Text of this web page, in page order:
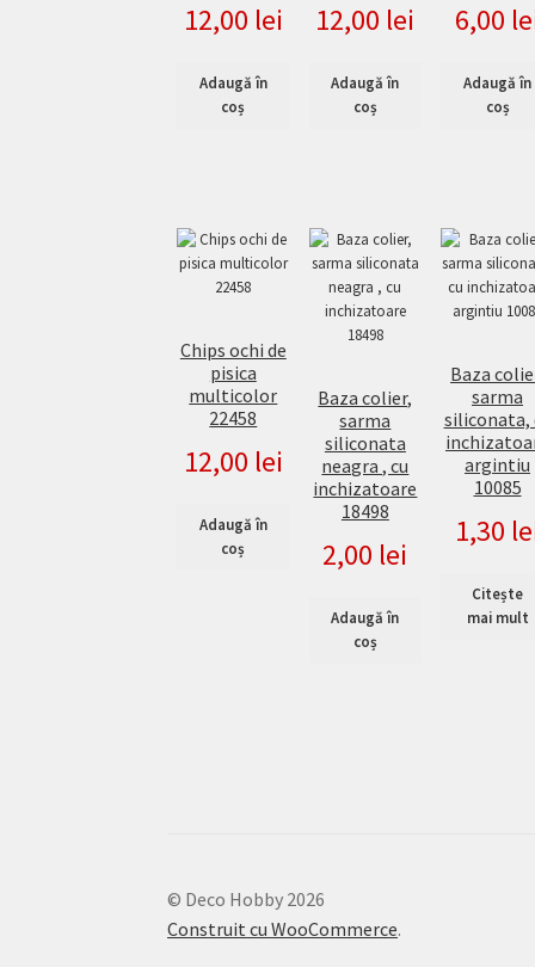
12,00 lei
Adaugă în
coș
12,00 lei
Adaugă în
coș
6,00
Adaugă în
coș
Chips ochi de
pisica
multicolor
22458
12,00 lei
Adaugă în
coș
Baza colier,
sarma
siliconata
neagra , cu
inchizatoare
18498
2,00 lei
Adaugă în
coș
Baza
sarma
siliconata,
argintiu
10085
1,30
Citește
mai mult
© Deco Hobby 2026
Construit cu WooCommerce.